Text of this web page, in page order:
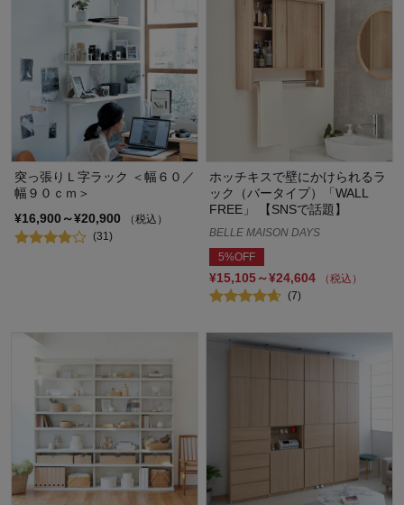
突っ張りＬ字ラック ＜幅６０／
幅９０ｃｍ＞
¥16,900～¥20,900
（税込）
(31)
ホッチキスで壁にかけられるラ
ック（バータイプ）「WALL
FREE」 【SNSで話題】
BELLE MAISON DAYS
5%OFF
¥15,105～¥24,604
（税込）
(7)